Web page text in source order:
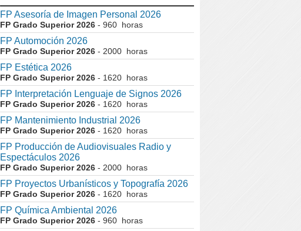
FP Asesoría de Imagen Personal 2026
FP Grado Superior 2026 - 960 horas
FP Automoción 2026
FP Grado Superior 2026 - 2000 horas
FP Estética 2026
FP Grado Superior 2026 - 1620 horas
FP Interpretación Lenguaje de Signos 2026
FP Grado Superior 2026 - 1620 horas
FP Mantenimiento Industrial 2026
FP Grado Superior 2026 - 1620 horas
FP Producción de Audiovisuales Radio y
Espectáculos 2026
FP Grado Superior 2026 - 2000 horas
FP Proyectos Urbanísticos y Topografía 2026
FP Grado Superior 2026 - 1620 horas
FP Química Ambiental 2026
FP Grado Superior 2026 - 960 horas